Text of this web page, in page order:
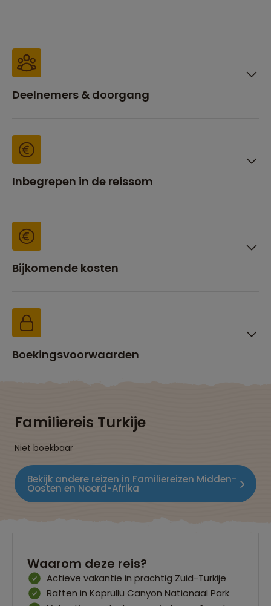
Deelnemers & doorgang
Inbegrepen in de reissom
Bijkomende kosten
Boekingsvoorwaarden
Familiereis Turkije
Niet boekbaar
Bekijk andere reizen in Familiereizen Midden-
Oosten en Noord-Afrika
Waarom deze reis?
Actieve vakantie in prachtig Zuid-Turkije
Raften in Köprüllü Canyon Nationaal Park